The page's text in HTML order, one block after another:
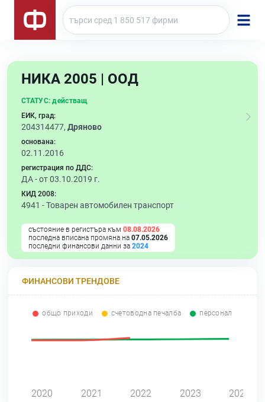
НИКА 2005 | ООД
СТАТУС: действащ
ЕИК, град:
204314477, Дряново
основана:
02.11.2016
регистрация по ДДС:
ДА - от 03.10.2019 г.
КИД 2008:
4941 -Товарен автомобилен транспорт
състояние в регистъра към 08.08.2026
последна вписана промяна на 07.05.2026
последни финансови данни за 2024
ФИНАНСОВИ ТРЕНДОВЕ
общо приходи счетоводна печалба персонал
2020 2021 2022 2023 2024